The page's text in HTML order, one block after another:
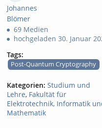
Johannes
Blömer
69 Medien
hochgeladen 30. Januar
Tags:
Post-Quantum Cryptography
Kategorien: Studium und
Lehre, Fakultät für
Elektrotechnik, Informatik
Mathematik